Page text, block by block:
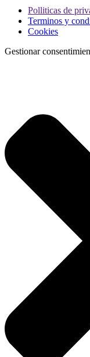
Polliticas de
Terminos y
Cookies
Gestionar